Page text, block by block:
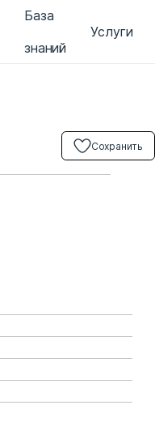
База
знаний
Услуги
Сохранить